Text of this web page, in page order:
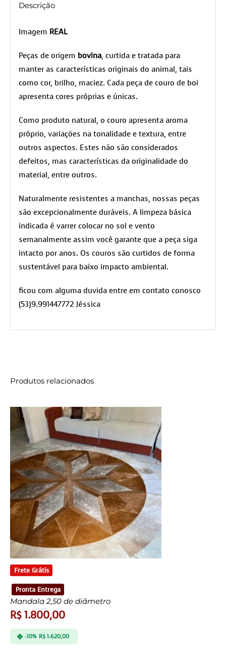
Descrição
Imagem REAL
Peças de origem bovina, curtida e tratada para
manter as características originais do animal, tais
como cor, brilho, maciez. Cada peça de couro de boi
apresenta cores próprias e únicas.
Como produto natural, o couro apresenta aroma
próprio, variações na tonalidade e textura, entre
outros aspectos. Estes não são considerados
defeitos, mas características da originalidade do
material, entre outros.
Naturalmente resistentes a manchas, nossas peças
são excepcionalmente duráveis. A limpeza básica
indicada é varrer colocar no sol e vento
semanalmente assim você garante que a peça siga
intacto por anos. Os couros são curtidos de forma
sustentável para baixo impacto ambiental.
ficou com alguma duvida entre em contato conosco
(53)9.991447772 Jéssica
Produtos relacionados
Frete Grátis
Pronta Entrega
Mandala 2,50 de diâmetro
R$1.800,00
-10% R$1.620,00